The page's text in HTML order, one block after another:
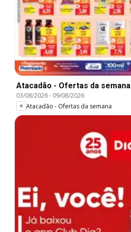
Atacadão - Ofertas da semana
03/08/2026- 09/08/2026
Atacadão - Ofertas da semana